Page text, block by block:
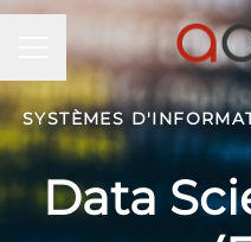
MENU CARRIÈRE
SYSTÈMES
Data